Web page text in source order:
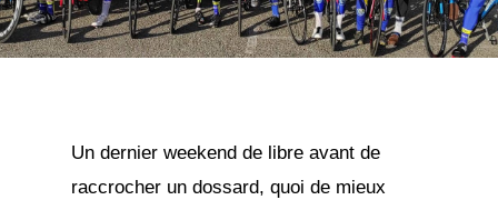
Un dernier weekend de libre avant de
raccrocher un dossard, quoi de mieux